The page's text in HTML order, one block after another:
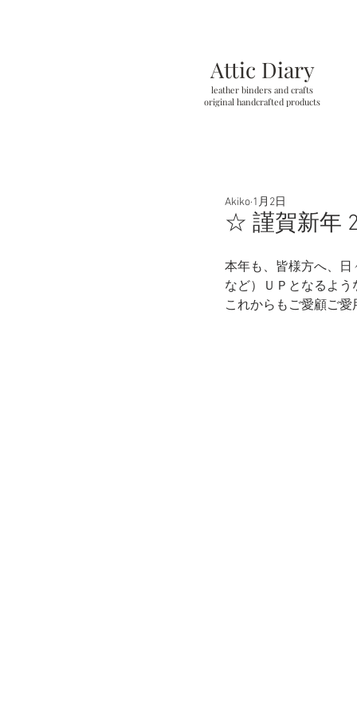
☆ 謹賀新年
Akiko 1月2日
本年も、皆様方へ、
など）ＵＰとなるよ
これからもご愛顧ご
Attic Diary
leather binders and crafts
original handcrafted products